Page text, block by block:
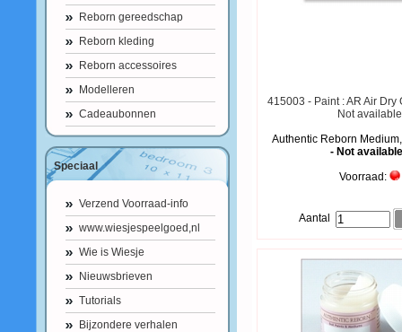
Reborn gereedschap
Reborn kleding
Reborn accessoires
Modelleren
Cadeaubonnen
Speciaal
Verzend Voorraad-info
www.wiesjespeelgoed,nl
Wie is Wiesje
Nieuwsbrieven
Tutorials
Bijzondere verhalen
415003 - Paint : AR Air Dry
Not available
Authentic Reborn
- Not
Voorraad:
Aantal